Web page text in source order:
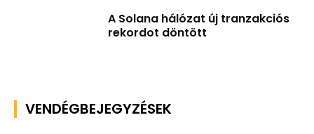
A Solana hálózat új tranzakciós
rekordot döntött
VENDÉGBEJEGYZÉSEK